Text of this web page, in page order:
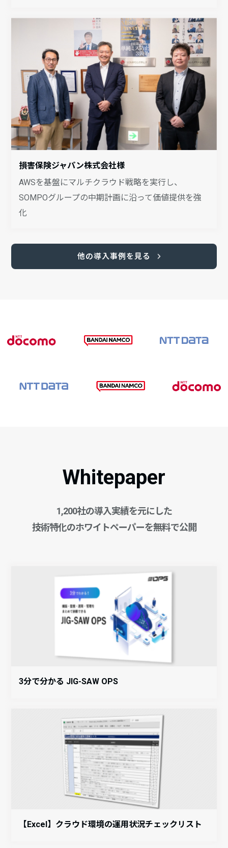
損害保険ジャパン株式会社様
AWSを基盤にマルチクラウド戦略を実行し、
SOMPOグループの中期計画に沿って価値提供を強
化
他の導入事例を見る
Whitepaper
1,200社の導入実績を元にした
技術特化のホワイトペーパーを無料で公開
3分で分かる JIG-SAW OPS
【Excel】クラウド環境の運用状況チェックリスト